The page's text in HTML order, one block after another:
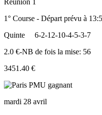
1° Course - Départ prévu à
Quinte
6-2-12-10-4-5-3-7
2.0 €-NB de fois la mise: 56
3451.40 €
mardi 28 avril